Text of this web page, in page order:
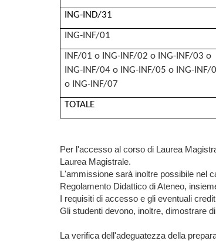
ING-IND/31
ING-INF/01
INF/01 o ING-INF/02 o ING-INF/03 o
ING-INF/04 o ING-INF/05 o ING-INF/
o ING-INF/07
TOTALE
Per l'accesso al corso di Laurea
Laurea Magistrale.
L'ammissione sarà inoltre possibile nel
Regolamento Didattico di Ateneo,
I requisiti di accesso e gli eventuali
Gli studenti devono, inoltre, dimostrare
La verifica dell'adeguatezza della